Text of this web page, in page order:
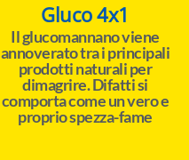
Gluco 4x1
Il glucomannano viene
annoverato tra i principali
prodotti naturali per
dimagrire. Difatti si
comporta come un vero e
proprio spezza-fame